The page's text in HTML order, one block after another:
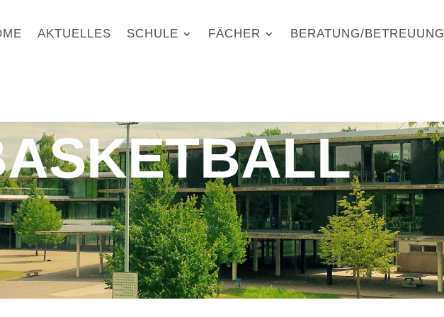
AKTUELLES SCHULE FÄCHER BERATUNG/BETREUUNG